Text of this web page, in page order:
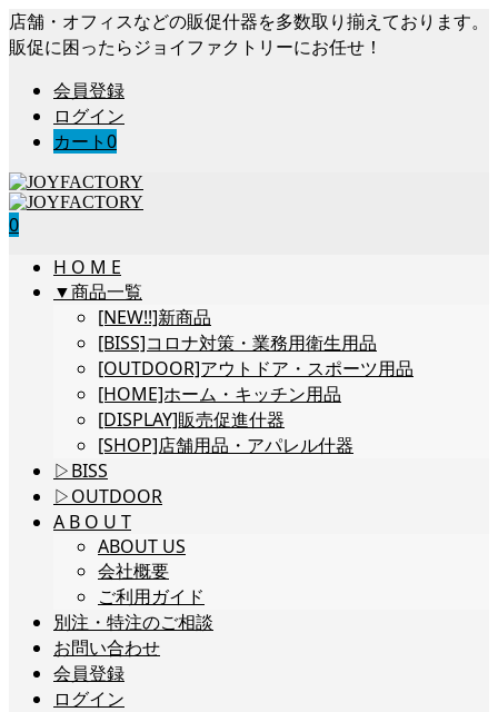
店舗・オフィスなどの販促什器を多数取り揃えております。
販促に困ったらジョイファクトリーにお任せ！
会員登録
ログイン
カート0
0
H O M E
▼商品一覧
[NEW!!]新商品
[BISS]コロナ対策・業務用衛生用品
[OUTDOOR]アウトドア・スポーツ用品
[HOME]ホーム・キッチン用品
[DISPLAY]販売促進什器
[SHOP]店舗用品・アパレル什器
▷BISS
▷OUTDOOR
A B O U T
ABOUT US
会社概要
ご利用ガイド
別注・特注のご相談
お問い合わせ
会員登録
ログイン